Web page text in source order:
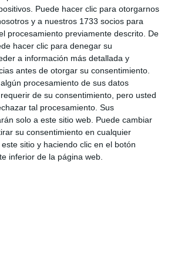
Puede hacer clic para otorgarnos
y a nuestros 1733 socios para
procesamiento previamente descrito. De
hacer clic para denegar su
a información más detallada y
antes de otorgar su consentimiento.
procesamiento de sus datos
de su consentimiento, pero usted
tal procesamiento. Sus
solo a este sitio web. Puede cambiar
su consentimiento en cualquier
sitio y haciendo clic en el botón
inferior de la página web.
este nuevo año.
desde el siguiente enlace:
?a=33112
EL JUNCAL